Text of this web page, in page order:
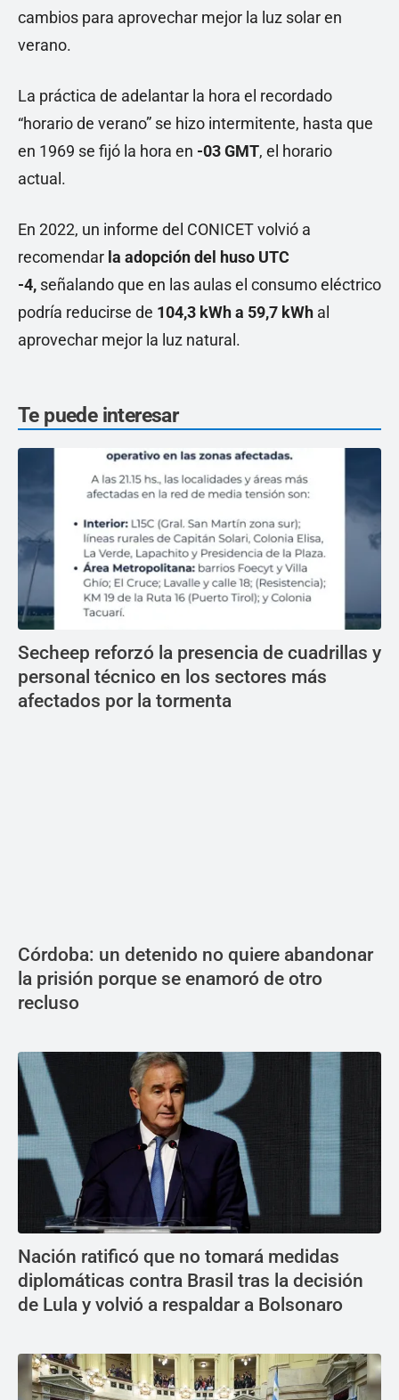
cambios para aprovechar mejor la luz solar en
verano.
La práctica de adelantar la hora el recordado
“horario de verano” se hizo intermitente, hasta que
en 1969 se fijó la hora en -03 GMT, el horario
actual.
En 2022, un informe del CONICET volvió a
recomendar la adopción del huso UTC
-4, señalando que en las aulas el consumo eléctrico
podría reducirse de 104,3 kWh a 59,7 kWh al
aprovechar mejor la luz natural.
Te puede interesar
Secheep reforzó la presencia de cuadrillas y
personal técnico en los sectores más
afectados por la tormenta
Córdoba: un detenido no quiere abandonar
la prisión porque se enamoró de otro
recluso
Nación ratificó que no tomará medidas
diplomáticas contra Brasil tras la decisión
de Lula y volvió a respaldar a Bolsonaro